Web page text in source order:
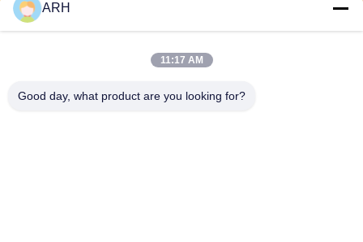
ARH
11:17 AM
Good day, what product are you looking for?